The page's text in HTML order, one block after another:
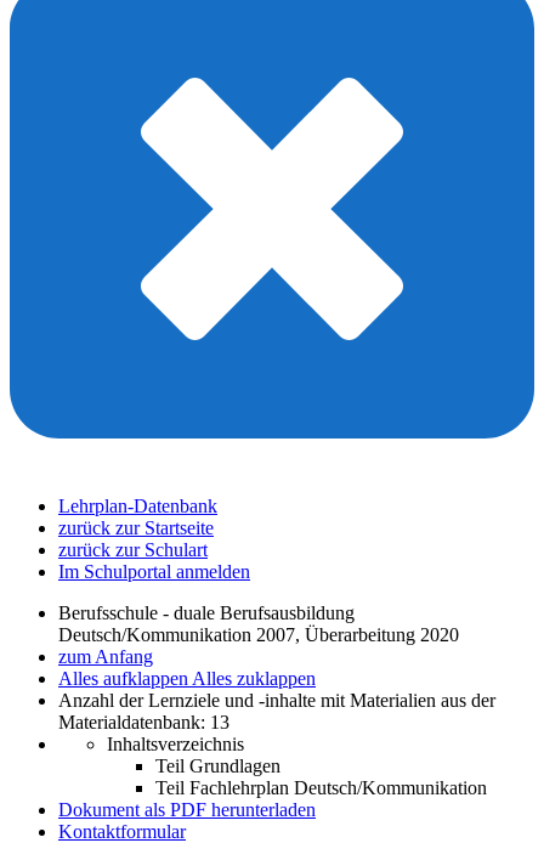
Lehrplan-Datenbank
zurück zur Startseite
zurück zur Schulart
Im Schulportal anmelden
Berufsschule - duale Berufsausbildung
Deutsch/Kommunikation 2007, Überarbeitung 2020
zum Anfang
Alles aufklappen Alles zuklappen
Anzahl der Lernziele und -inhalte mit Materialien aus der
Materialdatenbank: 13
Inhaltsverzeichnis
Teil Grundlagen
Teil Fachlehrplan Deutsch/Kommunikation
Dokument als PDF herunterladen
Kontaktformular